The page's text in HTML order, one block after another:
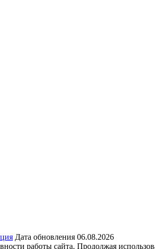
Дата обновления 06.08.2026
работы сайта. Продолжая